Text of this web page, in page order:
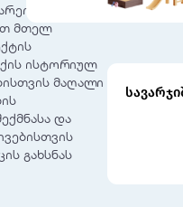
და
მთელ
ისტორიულ
მაღალი
და
გახსნას